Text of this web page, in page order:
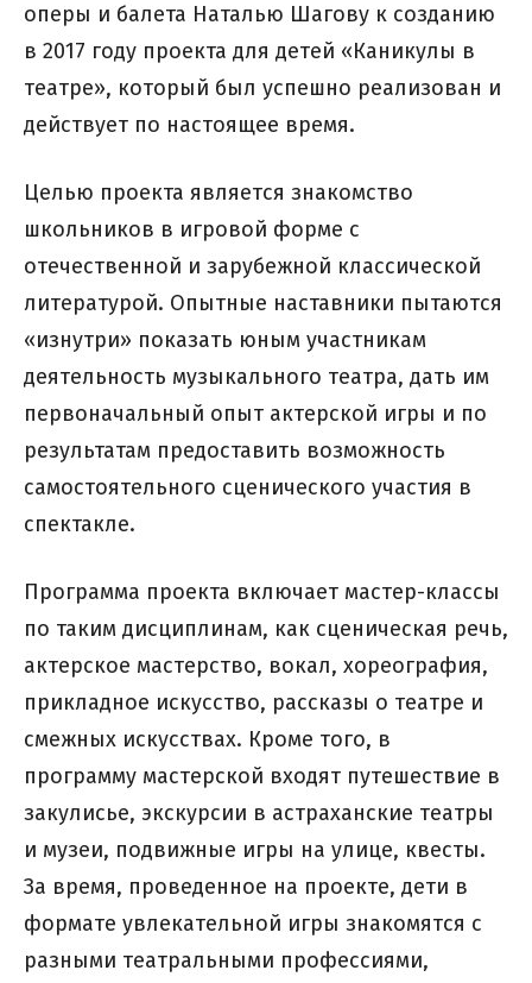
оперы и балета Наталью Шагову к созданию
в 2017 году проекта для детей «Каникулы в
театре», который был успешно реализован и
действует по настоящее время.
Целью проекта является знакомство
школьников в игровой форме с
отечественной и зарубежной классической
литературой. Опытные наставники пытаются
«изнутри» показать юным участникам
деятельность музыкального театра, дать им
первоначальный опыт актерской игры и по
результатам предоставить возможность
самостоятельного сценического участия в
спектакле.
Программа проекта включает мастер-классы
по таким дисциплинам, как сценическая речь,
актерское мастерство, вокал, хореография,
прикладное искусство, рассказы о театре и
смежных искусствах. Кроме того, в
программу мастерской входят путешествие в
закулисье, экскурсии в астраханские театры
и музеи, подвижные игры на улице, квесты.
За время, проведенное на проекте, дети в
формате увлекательной игры знакомятся с
разными театральными профессиями,